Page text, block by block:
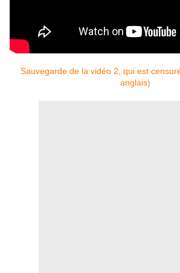
Sauvegarde de la vidéo 2, qui est
anglais)